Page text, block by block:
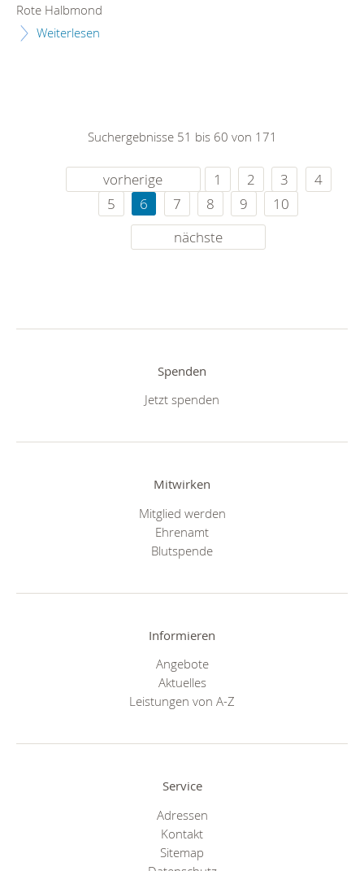
Rote Halbmond
Weiterlesen
Suchergebnisse 51 bis 60 von 171
vorherige 1 2 3
4
5
6 7 8 9
10
nächste
Spenden
Jetzt spenden
Mitwirken
Mitglied werden
Ehrenamt
Blutspende
Informieren
Angebote
Aktuelles
Leistungen von A-Z
Service
Adressen
Kontakt
Sitemap